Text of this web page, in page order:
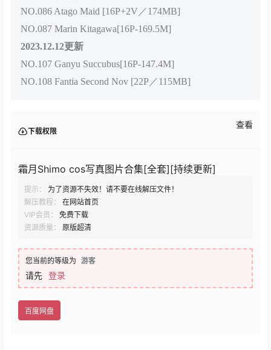
NO.086 Atago Maid [16P+2V／174MB]
NO.087 Marin Kitagawa[16P-169.5M]
2023.12.12更新
NO.107 Ganyu Succubus[16P-147.4M]
NO.108 Fantia Second Nov [22P／115MB]
下载权限
查看
霜月Shimo cos写真图片合集[全套][持续更新]
提示：
为了资源不失效！请不要在线解压文件！
解压教程：
在网站首页
VIP会员：
免费下载
资源质量：
原版超清
您当前的等级为 游客
请先 登录
百度网盘